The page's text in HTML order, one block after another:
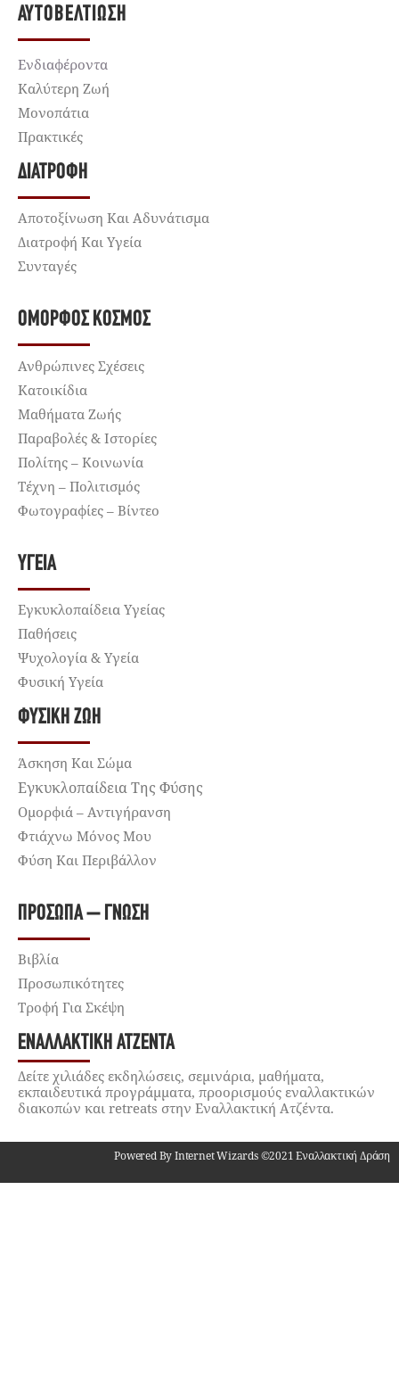
ΑΥΤΟΒΕΛΤΊΩΣΗ
Ενδιαφέροντα
Καλύτερη Ζωή
Μονοπάτια
Πρακτικές
ΔΙΑΤΡΟΦΉ
Αποτοξίνωση Και Αδυνάτισμα
Διατροφή Και Υγεία
Συνταγές
ΌΜΟΡΦΟΣ ΚΌΣΜΟΣ
Ανθρώπινες Σχέσεις
Κατοικίδια
Μαθήματα Ζωής
Παραβολές & Ιστορίες
Πολίτης – Κοινωνία
Τέχνη – Πολιτισμός
Φωτογραφίες – Βίντεο
ΥΓΕΊΑ
Εγκυκλοπαίδεια Υγείας
Παθήσεις
Ψυχολογία & Υγεία
Φυσική Υγεία
ΦΥΣΙΚΉ ΖΩΉ
Άσκηση Και Σώμα
Εγκυκλοπαίδεια Της Φύσης
Ομορφιά – Αντιγήρανση
Φτιάχνω Μόνος Μου
Φύση Και Περιβάλλον
ΠΡΌΣΩΠΑ – ΓΝΏΣΗ
Βιβλία
Προσωπικότητες
Τροφή Για Σκέψη
ΕΝΑΛΛΑΚΤΙΚΉ ΑΤΖΈΝΤΑ
Δείτε χιλιάδες εκδηλώσεις, σεμινάρια, μαθήματα,
εκπαιδευτικά προγράμματα, προορισμούς εναλλακτικών
διακοπών και retreats στην Εναλλακτική Ατζέντα.
Powered By Internet Wizards ©2021 Εναλλακτική Δράση